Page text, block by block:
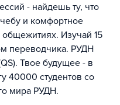
- найдешь ту, что
и комфортное
Изучай 15
переводчика. РУДН
Твое будущее - в
40000 студентов со
мира РУДН.